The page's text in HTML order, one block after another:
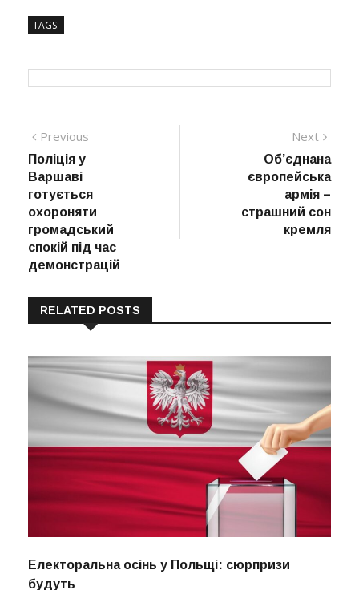
TAGS:
Навігація
записів
Previous
Поліція у
Варшаві
готується
охороняти
громадський
спокій під час
демонстрацій
Next
post:
Об’єднана
європейська
армія –
страшний сон
кремля
RELATED POSTS
Електоральна осінь у Польщі: сюрпризи
будуть